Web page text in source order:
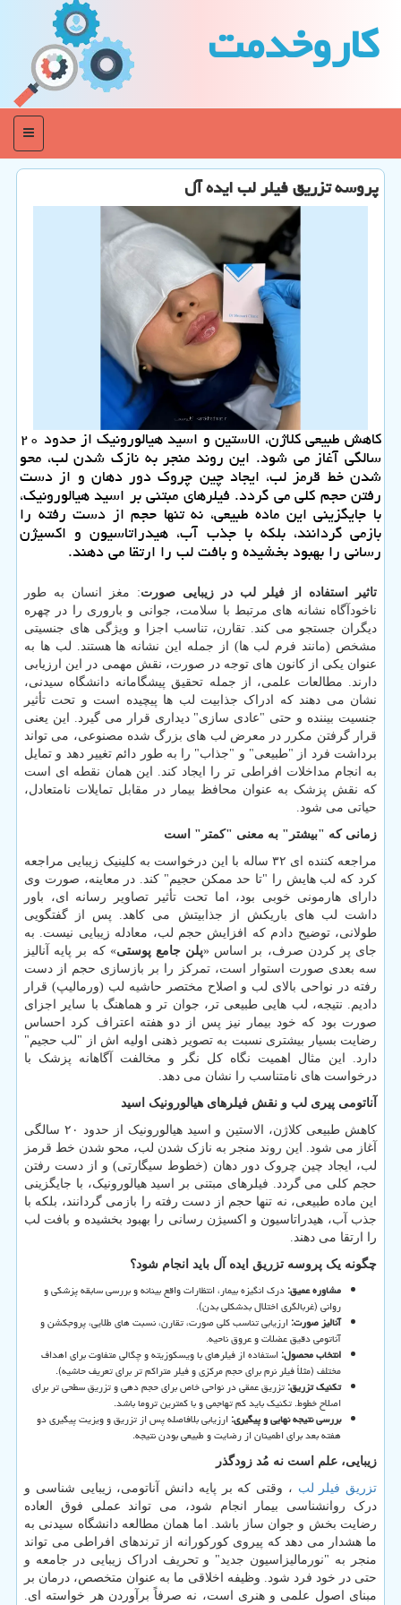
كاروخدمت
منو
پروسه تزریق فیلر لب ایده آل
کاهش طبیعی کلاژن، الاستین و اسید هیالورونیک از حدود ۲۰
سالگی آغاز می شود. این روند منجر به نازک شدن لب، محو
شدن خط قرمز لب، ایجاد چین چروک دور دهان و از دست
رفتن حجم کلی می گردد. فیلرهای مبتنی بر اسید هیالورونیک،
با جایگزینی این ماده طبیعی، نه تنها حجم از دست رفته را
بازمی گردانند، بلکه با جذب آب، هیدراتاسیون و اکسیژن
رسانی را بهبود بخشیده و بافت لب را ارتقا می دهند.
تاثیر استفاده از فیلر لب در زیبایی صورت: مغز انسان به طور
ناخودآگاه نشانه های مرتبط با سلامت، جوانی و باروری را در چهره
دیگران جستجو می کند. تقارن، تناسب اجزا و ویژگی های جنسیتی
مشخص (مانند فرم لب ها) از جمله این نشانه ها هستند. لب ها به
عنوان یکی از کانون های توجه در صورت، نقش مهمی در این ارزیابی
دارند. مطالعات علمی، از جمله تحقیق پیشگامانه دانشگاه سیدنی،
نشان می دهند که ادراک جذابیت لب ها پیچیده است و تحت تأثیر
جنسیت بیننده و حتی "عادی سازی" دیداری قرار می گیرد. این یعنی
قرار گرفتن مکرر در معرض لب های بزرگ شده مصنوعی، می تواند
برداشت فرد از "طبیعی" و "جذاب" را به طور دائم تغییر دهد و تمایل
به انجام مداخلات افراطی تر را ایجاد کند. این همان نقطه ای است
که نقش پزشک به عنوان محافظ بیمار در مقابل تمایلات نامتعادل،
حیاتی می شود.
زمانی که "بیشتر" به معنی "کمتر" است
مراجعه کننده ای ۳۲ ساله با این درخواست به کلینیک زیبایی مراجعه
کرد که لب هایش را "تا حد ممکن حجیم" کند. در معاینه، صورت وی
دارای هارمونی خوبی بود، اما تحت تأثیر تصاویر رسانه ای، باور
داشت لب های باریکش از جذابیتش می کاهد. پس از گفتگویی
طولانی، توضیح دادم که افزایش حجم لب، معادله زیبایی نیست. به
جای پر کردن صرف، بر اساس «پلن جامع پوستی» که بر پایه آنالیز
سه بعدی صورت استوار است، تمرکز را بر بازسازی حجم از دست
رفته در نواحی بالای لب و اصلاح مختصر حاشیه لب (ورمالیپ) قرار
دادیم. نتیجه، لب هایی طبیعی تر، جوان تر و هماهنگ با سایر اجزای
صورت بود که خود بیمار نیز پس از دو هفته اعتراف کرد احساس
رضایت بسیار بیشتری نسبت به تصویر ذهنی اولیه اش از "لب حجیم"
دارد. این مثال اهمیت نگاه کل نگر و مخالفت آگاهانه پزشک با
درخواست های نامتناسب را نشان می دهد.
آناتومی پیری لب و نقش فیلرهای هیالورونیک اسید
کاهش طبیعی کلاژن، الاستین و اسید هیالورونیک از حدود ۲۰ سالگی
آغاز می شود. این روند منجر به نازک شدن لب، محو شدن خط قرمز
لب، ایجاد چین چروک دور دهان (خطوط سیگارتی) و از دست رفتن
حجم کلی می گردد. فیلرهای مبتنی بر اسید هیالورونیک، با جایگزینی
این ماده طبیعی، نه تنها حجم از دست رفته را بازمی گردانند، بلکه با
جذب آب، هیدراتاسیون و اکسیژن رسانی را بهبود بخشیده و بافت لب
را ارتقا می دهند.
چگونه یک پروسه تزریق ایده آل باید انجام شود؟
مشاوره عمیق:درک انگیزه بیمار، انتظارات واقع بینانه و بررسی سابقه پزشکی و
روانی (غربالگری اختلال بدشکلی بدن).
آنالیز صورت:ارزیابی تناسب کلی صورت، تقارن، نسبت های طلایی، پروجکشن و
آناتومی دقیق عضلات و عروق ناحیه.
انتخاب محصول:استفاده از فیلرهای با ویسکوزیته و چگالی متفاوت برای اهداف
مختلف (مثلاً فیلر نرم برای حجم مرکزی و فیلر متراکم تر برای تعریف حاشیه).
تکنیک تزریق:تزریق عمقی در نواحی خاص برای حجم دهی و تزریق سطحی تر برای
اصلاح خطوط. تکنیک باید کم تهاجمی و با کمترین تروما باشد.
بررسی نتیجه نهایی و پیگیری:ارزیابی بلافاصله پس از تزریق و ویزیت پیگیری دو
هفته بعد برای اطمینان از رضایت و طبیعی بودن نتیجه.
زیبایی، علم است نه مُد زودگذر
تزریق فیلر لب ، وقتی که بر پایه دانش آناتومی، زیبایی شناسی و
درک روانشناسی بیمار انجام شود، می تواند عملی فوق العاده
رضایت بخش و جوان ساز باشد. اما همان مطالعه دانشگاه سیدنی به
ما هشدار می دهد که پیروی کورکورانه از ترندهای افراطی می تواند
منجر به "نورمالیزاسیون جدید" و تحریف ادراک زیبایی در جامعه و
حتی در خود فرد شود. وظیفه اخلاقی ما به عنوان متخصص، درمان بر
مبنای اصول علمی و هنری است، نه صرفاً برآوردن هر خواسته ای.